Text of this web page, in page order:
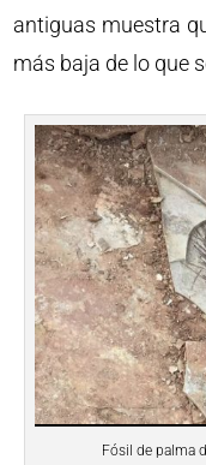
antiguas muestra
más baja de lo que
Fósil de palma